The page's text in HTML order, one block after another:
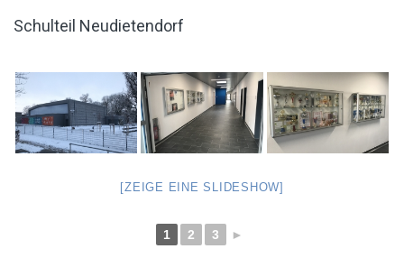
Schulteil Neudietendorf
[ZEIGE EINE SLIDESHOW]
1 2 3 ►